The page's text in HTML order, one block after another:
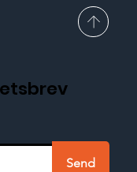
Send